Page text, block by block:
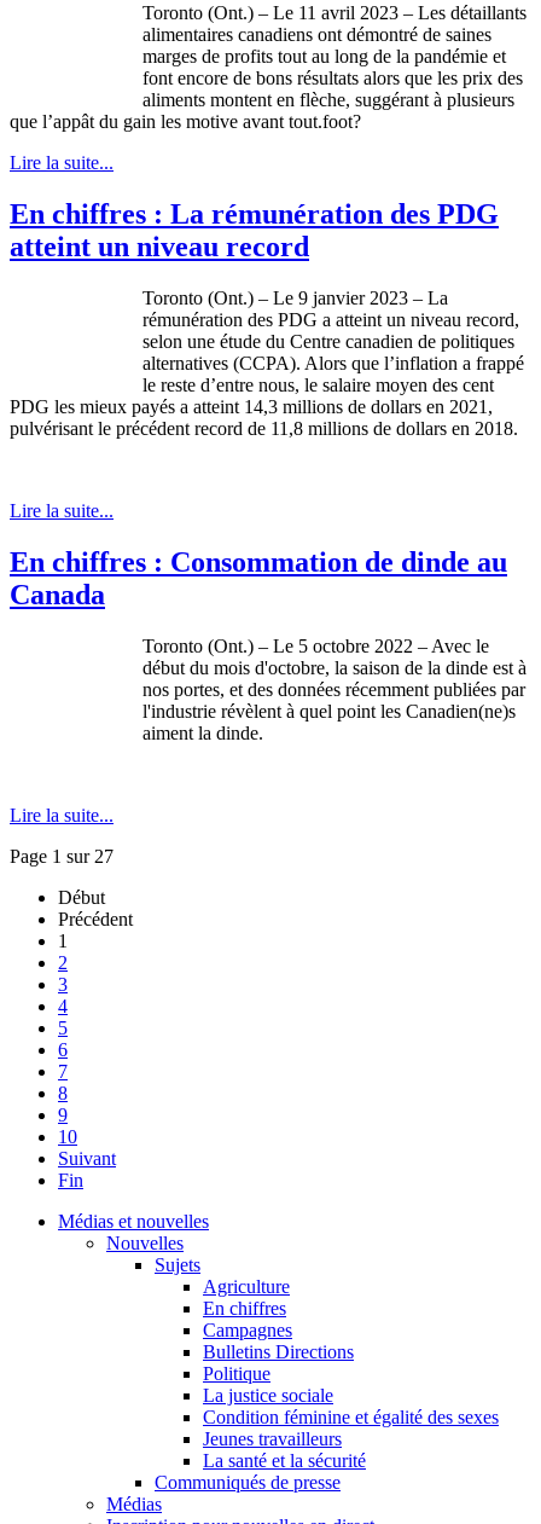
Toronto (Ont.) – Le 11 avril 2023 – Les détaillants
alimentaires canadiens ont démontré de saines
marges de profits tout au long de la pandémie et
font encore de bons résultats alors que les prix des
aliments montent en flèche, suggérant à plusieurs
que l’appât du gain les motive avant tout.foot?
Lire la suite...
En chiffres : La rémunération des PDG
atteint un niveau record
Toronto (Ont.) – Le 9 janvier 2023 – La
rémunération des PDG a atteint un niveau record,
selon une étude du Centre canadien de politiques
alternatives (CCPA). Alors que l’inflation a frappé
le reste d’entre nous, le salaire moyen des cent
PDG les mieux payés a atteint 14,3 millions de dollars en 2021,
pulvérisant le précédent record de 11,8 millions de dollars en 2018.
Lire la suite...
En chiffres : Consommation de dinde au
Canada
Toronto (Ont.) – Le 5 octobre 2022 – Avec le
début du mois d'octobre, la saison de la dinde est à
nos portes, et des données récemment publiées par
l'industrie révèlent à quel point les Canadien(ne)s
aiment la dinde.
Lire la suite...
Page 1 sur 27
Début
Précédent
1
2
3
4
5
6
7
8
9
10
Suivant
Fin
Médias et nouvelles
Nouvelles
Sujets
Agriculture
En chiffres
Campagnes
Bulletins Directions
Politique
La justice sociale
Condition féminine et égalité des sexes
Jeunes travailleurs
La santé et la sécurité
Communiqués de presse
Médias